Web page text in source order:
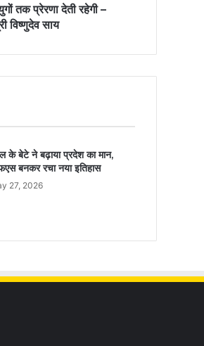
तक प्रेरणा देती रहेगी –
विष्णुदेव साय
के बेटे ने बढ़ाया प्रदेश का मान,
बनकर रचा नया इतिहास
27, 2026